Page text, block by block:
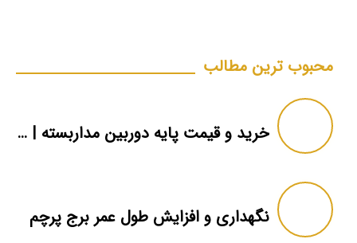
محبوب ترین مطالب
خرید و قیمت پایه دوربین مداربسته | دکل دوربین
نگهداری و افزایش طول عمر برج پرچم